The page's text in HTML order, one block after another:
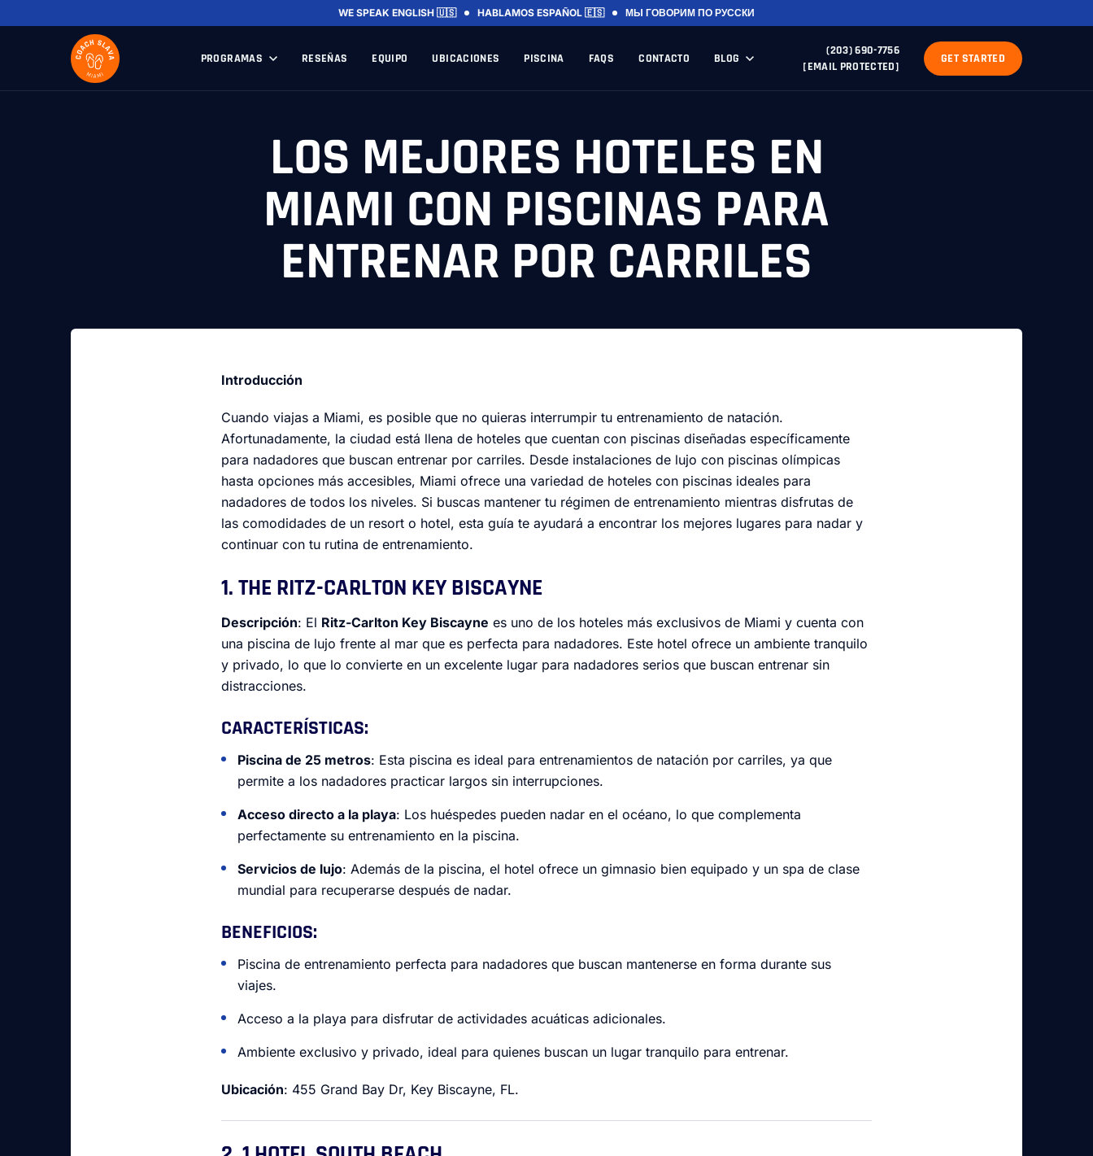
WE SPEAK ENGLISH 🇺🇸 HABLAMOS ESPAÑOL 🇪🇸 МЫ ГОВОРИМ ПО РУССКИ
PROGRAMAS RESEÑAS EQUIPO UBICACIONES PISCINA FAQS CONTACTO BLOG
(203) 690-7756
[EMAIL PROTECTED]
GET STARTED
LOS MEJORES HOTELES EN
MIAMI CON PISCINAS PARA
ENTRENAR POR CARRILES
Introducción
Cuando viajas a Miami, es posible que no quieras interrumpir tu entrenamiento de natación.
Afortunadamente, la ciudad está llena de hoteles que cuentan con piscinas diseñadas específicamente
para nadadores que buscan entrenar por carriles. Desde instalaciones de lujo con piscinas olímpicas
hasta opciones más accesibles, Miami ofrece una variedad de hoteles con piscinas ideales para
nadadores de todos los niveles. Si buscas mantener tu régimen de entrenamiento mientras disfrutas de
las comodidades de un resort o hotel, esta guía te ayudará a encontrar los mejores lugares para nadar y
continuar con tu rutina de entrenamiento.
1. THE RITZ-CARLTON KEY BISCAYNE
Descripción: El Ritz-Carlton Key Biscayne es uno de los hoteles más exclusivos de Miami y cuenta con
una piscina de lujo frente al mar que es perfecta para nadadores. Este hotel ofrece un ambiente tranquilo
y privado, lo que lo convierte en un excelente lugar para nadadores serios que buscan entrenar sin
distracciones.
CARACTERÍSTICAS:
Piscina de 25 metros: Esta piscina es ideal para entrenamientos de natación por carriles, ya que
permite a los nadadores practicar largos sin interrupciones.
Acceso directo a la playa: Los huéspedes pueden nadar en el océano, lo que complementa
perfectamente su entrenamiento en la piscina.
Servicios de lujo: Además de la piscina, el hotel ofrece un gimnasio bien equipado y un spa de clase
mundial para recuperarse después de nadar.
BENEFICIOS:
Piscina de entrenamiento perfecta para nadadores que buscan mantenerse en forma durante sus
viajes.
Acceso a la playa para disfrutar de actividades acuáticas adicionales.
Ambiente exclusivo y privado, ideal para quienes buscan un lugar tranquilo para entrenar.
Ubicación: 455 Grand Bay Dr, Key Biscayne, FL.